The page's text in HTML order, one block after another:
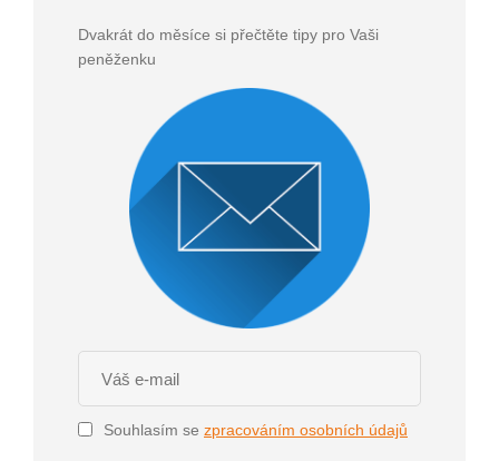
Dvakrát do měsíce si přečtěte tipy pro Vaši
peněženku
Souhlasím se zpracováním osobních údajů